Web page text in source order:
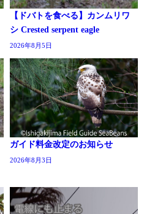
【ドバトを食べる】カンムリワ
シ Crested serpent eagle
2026年8月5日
ガイド料金改定のお知らせ
2026年8月3日